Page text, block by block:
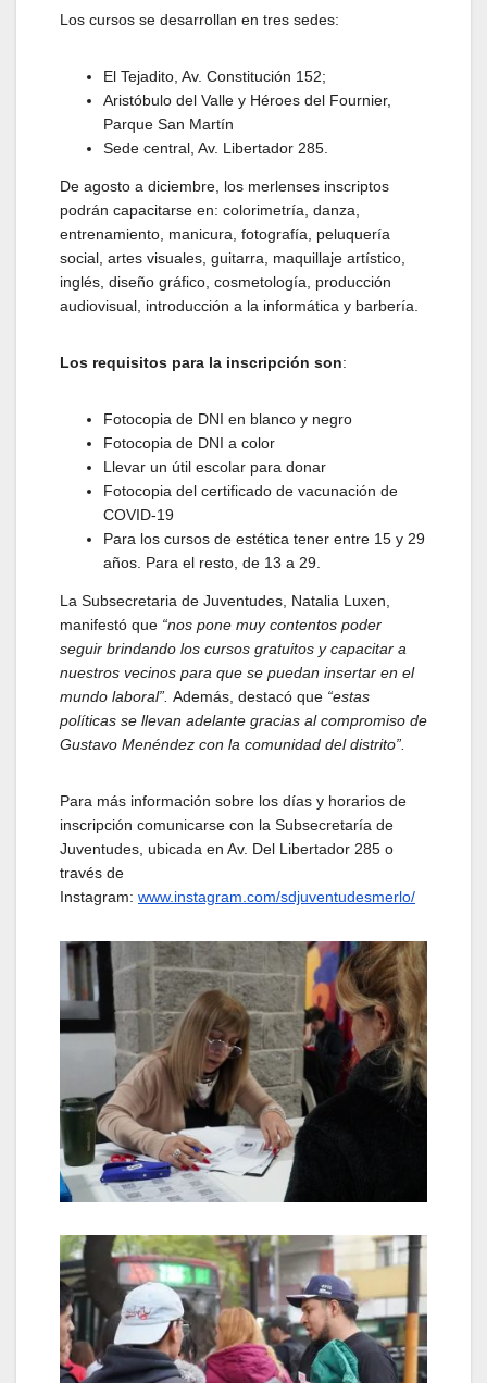
Los cursos se desarrollan en tres sedes:
El Tejadito, Av. Constitución 152;
Aristóbulo del Valle y Héroes del Fournier,
Parque San Martín
Sede central, Av. Libertador 285.
De agosto a diciembre, los merlenses inscriptos
podrán capacitarse en: colorimetría, danza,
entrenamiento, manicura, fotografía, peluquería
social, artes visuales, guitarra, maquillaje artístico,
inglés, diseño gráfico, cosmetología, producción
audiovisual, introducción a la informática y barbería.
Los requisitos para la inscripción son:
Fotocopia de DNI en blanco y negro
Fotocopia de DNI a color
Llevar un útil escolar para donar
Fotocopia del certificado de vacunación de
COVID-19
Para los cursos de estética tener entre 15 y 29
años. Para el resto, de 13 a 29.
La Subsecretaria de Juventudes, Natalia Luxen,
manifestó que “nos pone muy contentos poder
seguir brindando los cursos gratuitos y capacitar a
nuestros vecinos para que se puedan insertar en el
mundo laboral”. Además, destacó que “estas
políticas se llevan adelante gracias al compromiso de
Gustavo Menéndez con la comunidad del distrito”.
Para más información sobre los días y horarios de
inscripción comunicarse con la Subsecretaría de
Juventudes, ubicada en Av. Del Libertador 285 o
través de
Instagram: www.instagram.com/sdjuventudesmerlo/